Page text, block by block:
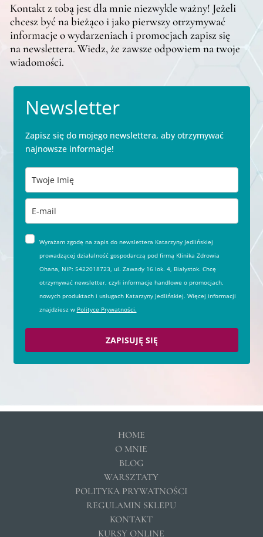
Kontakt z tobą jest dla mnie niezwykle ważny! Jeżeli
chcesz być na bieżąco i jako pierwszy otrzymywać
informacje o wydarzeniach i promocjach zapisz się
na newslettera. Wiedz, że zawsze odpowiem na twoje
wiadomości.
Newsletter
Zapisz się do mojego newslettera, aby otrzymywać
najnowsze informacje!
Wyrażam zgodę na zapis do newslettera Katarzyny Jedlińskiej
prowadzącej działalność gospodarczą pod firmą Klinika Zdrowia
Ohana, NIP: 5422018723, ul. Zawady 16 lok. 4, Białystok. Chcę
otrzymywać newsletter, czyli informacje handlowe o promocjach,
nowych produktach i usługach Katarzyny Jedlińskiej. Więcej informacji
znajdziesz w Polityce Prywatności.
ZAPISUJĘ SIĘ
HOME
O MNIE
BLOG
WARSZTATY
POLITYKA PRYWATNOŚCI
REGULAMIN SKLEPU
KONTAKT
KURSY ONLINE